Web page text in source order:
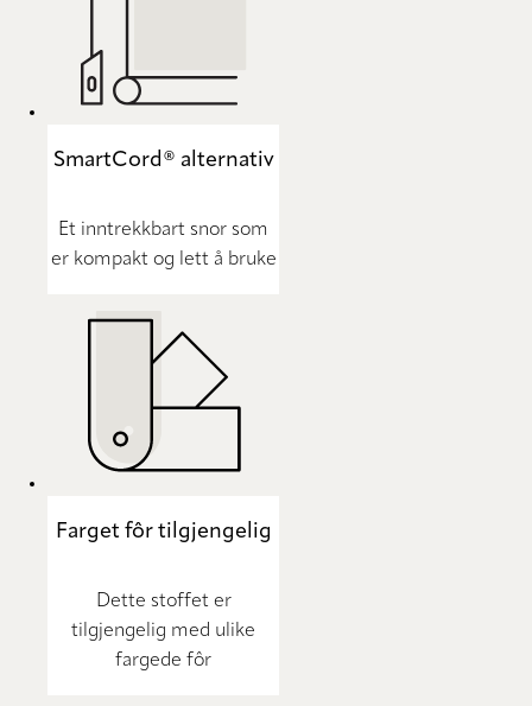
SmartCord® alternativ
Et inntrekkbart snor som
er kompakt og lett å bruke
Farget fôr tilgjengelig
Dette stoffet er
tilgjengelig med ulike
fargede fôr